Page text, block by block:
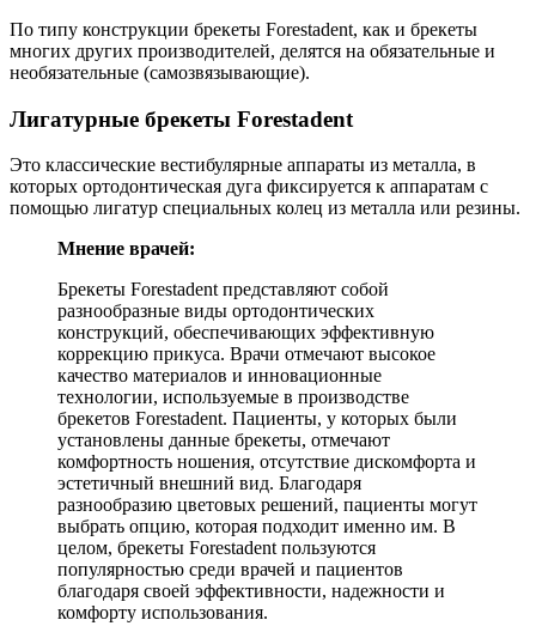
По типу конструкции брекеты Forestadent, как и брекеты
многих других производителей, делятся на обязательные и
необязательные (самозвязывающие).
Лигатурные брекеты Forestadent
Это классические вестибулярные аппараты из металла, в
которых ортодонтическая дуга фиксируется к аппаратам с
помощью лигатур специальных колец из металла или резины.
Мнение врачей:
Брекеты Forestadent представляют собой
разнообразные виды ортодонтических
конструкций, обеспечивающих эффективную
коррекцию прикуса. Врачи отмечают высокое
качество материалов и инновационные
технологии, используемые в производстве
брекетов Forestadent. Пациенты, у которых были
установлены данные брекеты, отмечают
комфортность ношения, отсутствие дискомфорта и
эстетичный внешний вид. Благодаря
разнообразию цветовых решений, пациенты могут
выбрать опцию, которая подходит именно им. В
целом, брекеты Forestadent пользуются
популярностью среди врачей и пациентов
благодаря своей эффективности, надежности и
комфорту использования.